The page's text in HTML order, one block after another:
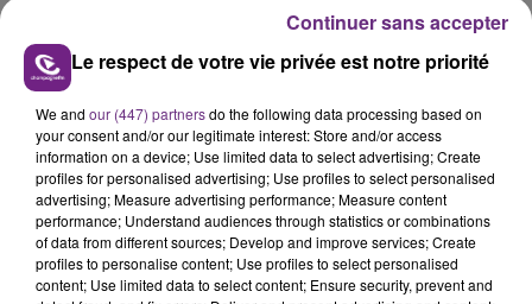
SI TOUT LE MONDE FAIT ÇA, MOI L'ANNÉE
PROCHAINE JE VENDANGE EN...
La vendange en Champagne a débuté ce jeudi 6
août dans la commune de Montgueux (Aube). Du
jamais vu !
Le respect de votre vie privée est notre priorité
We and our (447) partnersdo the following data processing based on
your consent and/or our legitimate interest: Store and/or access
information on a device; Use limited data to select advertising; Create
profiles for personalised advertising; Use profiles to select personalised
advertising; Measure advertising performance; Measure content
performance; Understand audiences through statistics or combinations
of data from different sources; Develop and improve services; Create
profiles to personalise content; Use profiles to select personalised
content; Use limited data to select content; Ensure security, prevent and
Continuer sans accepter